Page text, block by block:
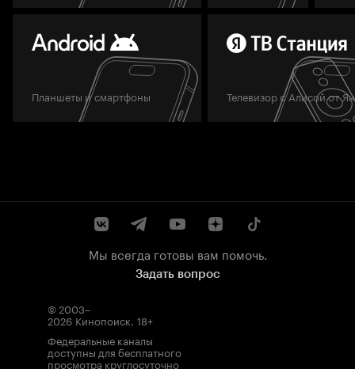
Планшеты и смартфоны Телевизор с Алисой от
Мы всегда готовы вам помочь.
Задать вопрос
© 2003–
2026 Кинопоиск. 18+
Федеральные каналы
доступны для бесплатного
просмотра круглосуточно